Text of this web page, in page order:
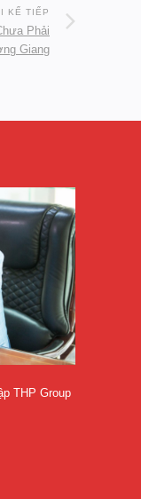
KẾ TIẾP
Phải
Giang
THP Group